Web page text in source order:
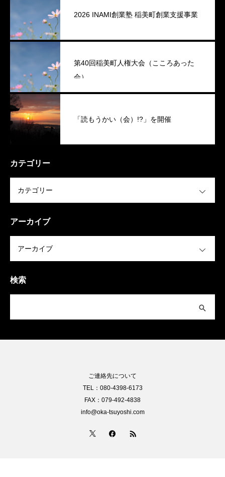
2026 INAMI創業塾 稲美町創業支援事業
第40回稲美町人権大会（こころあった
会）
「読もうかい（会）!?」を開催
カテゴリー
アーカイブ
検索
ご連絡先について
TEL：080-4398-6173
FAX：079-492-4838
info@oka-tsuyoshi.com